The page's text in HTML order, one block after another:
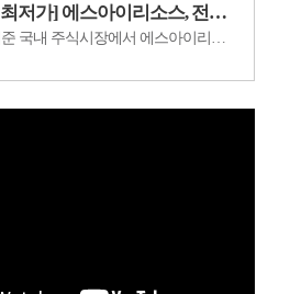
[52주 최저가] 에스아이리소스, 전일비 29.78.% ↓... 현재가 125원